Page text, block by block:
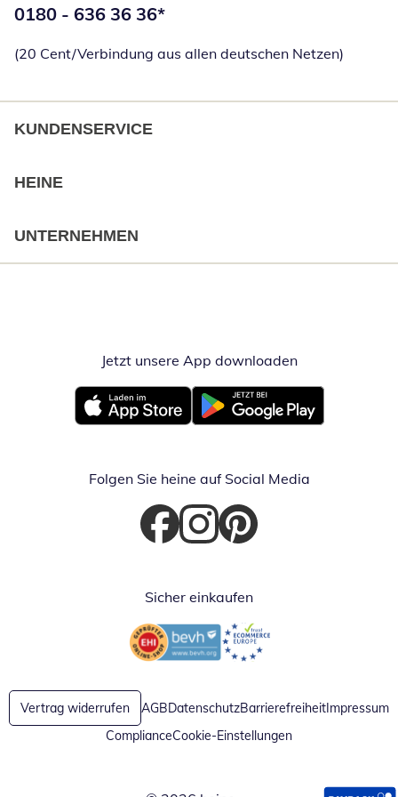
Telefonnummer:
0180 - 636 36 36*
(20 Cent/Verbindung aus allen deutschen Netzen)
KUNDENSERVICE
HEINE
UNTERNEHMEN
Jetzt unsere App downloadenÖffnet in
Öffnet in neuem FensterÖffnet in neuem Fenster
Folgen Sie heine auf Social Media
Öffnet in neuem Fenster
Öffnet in neuem Fenster
Öffnet in neuem Fenster
Sicher einkaufen
Öffnet in neuem FensterÖffnet in neuem Fenster
Vertrag widerrufen AGBDatenschutzBarrierefreiheitImpressum
ComplianceCookie-Einstellungen